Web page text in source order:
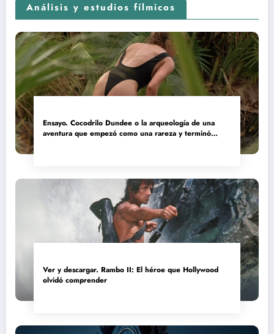
Análisis y estudios fílmicos
Ensayo. Cocodrilo Dundee o la arqueología de una
aventura que empezó como una rareza y terminó
Ver y descargar. Rambo II: El héroe que Hollywood
olvidó comprender